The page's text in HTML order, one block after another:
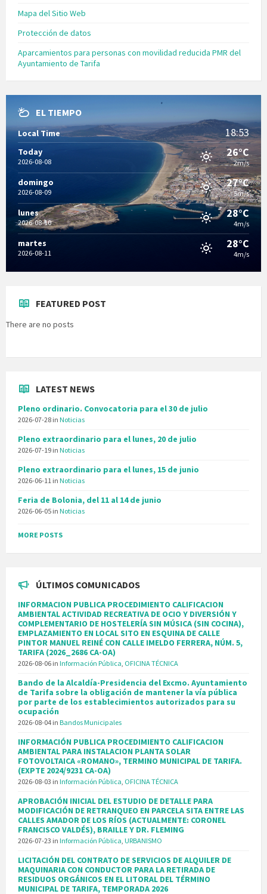
Mapa del Sitio Web
Protección de datos
Aparcamientos para personas con movilidad reducida PMR del
Ayuntamiento de Tarifa
EL TIEMPO
Local Time 18:53
Today
2026-08-08
26°C
2m/s
domingo
2026-08-09
27°C
5m/s
lunes
2026-08-10
28°C
4m/s
martes
2026-08-11
28°C
4m/s
FEATURED POST
There are no posts
LATEST NEWS
Pleno ordinario. Convocatoria para el 30 de julio
2026-07-28 in Noticias
Pleno extraordinario para el lunes, 20 de julio
2026-07-19 in Noticias
Pleno extraordinario para el lunes, 15 de junio
2026-06-11 in Noticias
Feria de Bolonia, del 11 al 14 de junio
2026-06-05 in Noticias
MORE POSTS
ÚLTIMOS COMUNICADOS
INFORMACION PUBLICA PROCEDIMIENTO CALIFICACION
AMBIENTAL ACTIVIDAD RECREATIVA DE OCIO Y DIVERSIÓN Y
COMPLEMENTARIO DE HOSTELERÍA SIN MÚSICA (SIN COCINA),
EMPLAZAMIENTO EN LOCAL SITO EN ESQUINA DE CALLE
PINTOR MANUEL REINÉ CON CALLE IMELDO FERRERA, NÚM. 5,
TARIFA (2026_2686 CA-OA)
2026-08-06 in Información Pública, OFICINA TÉCNICA
Bando de la Alcaldía-Presidencia del Excmo. Ayuntamiento
de Tarifa sobre la obligación de mantener la vía pública
por parte de los establecimientos autorizados para su
ocupación
2026-08-04 in Bandos Municipales
INFORMACIÓN PUBLICA PROCEDIMIENTO CALIFICACION
AMBIENTAL PARA INSTALACION PLANTA SOLAR
FOTOVOLTAICA «ROMANO», TERMINO MUNICIPAL DE TARIFA.
(EXPTE 2024/9231 CA-OA)
2026-08-03 in Información Pública, OFICINA TÉCNICA
APROBACIÓN INICIAL DEL ESTUDIO DE DETALLE PARA
MODIFICACIÓN DE RETRANQUEO EN PARCELA SITA ENTRE LAS
CALLES AMADOR DE LOS RÍOS (ACTUALMENTE: CORONEL
FRANCISCO VALDÉS), BRAILLE Y DR. FLEMING
2026-07-23 in Información Pública, URBANISMO
LICITACIÓN DEL CONTRATO DE SERVICIOS DE ALQUILER DE
MAQUINARIA CON CONDUCTOR PARA LA RETIRADA DE
RESIDUOS ORGÁNICOS EN EL LITORAL DEL TÉRMINO
MUNICIPAL DE TARIFA, TEMPORADA 2026